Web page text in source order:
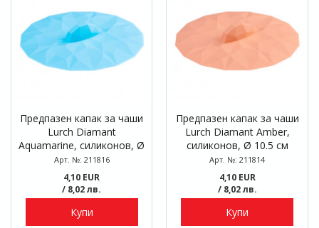
Предпазен капак за чаши
Lurch Diamant
Aquamarine, силиконов, Ø
10.5 см
Арт. №: 211816
4,10 EUR
/ 8,02 лв.
Купи
Предпазен капак за чаши
Lurch Diamant Amber,
силиконов, Ø 10.5 см
Арт. №: 211814
4,10 EUR
/ 8,02 лв.
Купи